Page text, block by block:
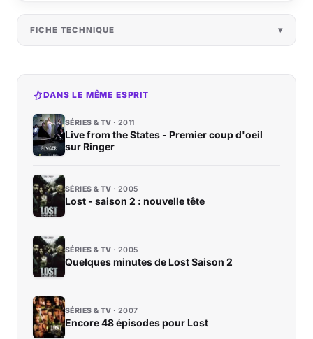
FICHE TECHNIQUE
DANS LE MÊME ESPRIT
SÉRIES & TV 2011
Live from the States - Premier coup d'oeil
sur Ringer
SÉRIES & TV 2005
Lost - saison 2 : nouvelle tête
SÉRIES & TV 2005
Quelques minutes de Lost Saison 2
SÉRIES & TV 2007
Encore 48 épisodes pour Lost